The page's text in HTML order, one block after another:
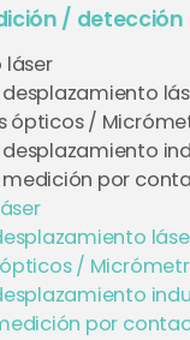
/ detección
láser
desplazamiento
ópticos /
desplazamiento
medición por
/
por